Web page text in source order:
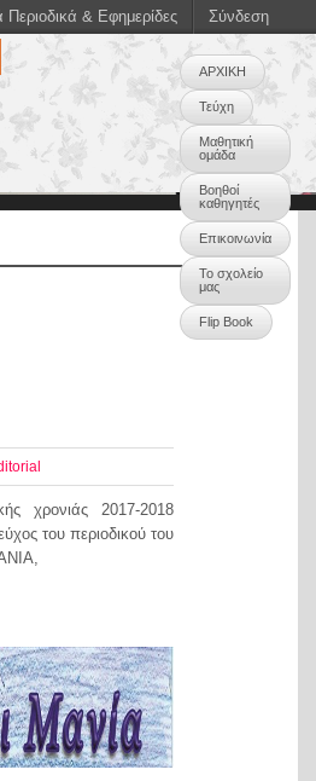
ΑΡΧΙΚΗ
Τεύχη
Μαθητική
ομάδα
Βοηθοί
καθηγητές
Επικοινωνία
Το σχολείο
μας
Flip Book
χρονιάς 2017-2018
του περιοδικού του
Περιοδικά & Εφημερίδες Σύνδεση